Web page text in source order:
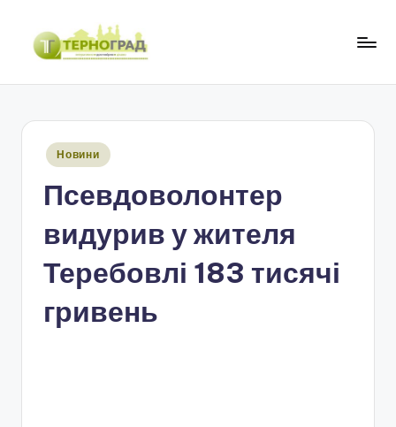
Перейти
Опубліковано
Новини
Псевдоволонтер
видурив у жителя
Теребовлі 183 тисячі
гривень